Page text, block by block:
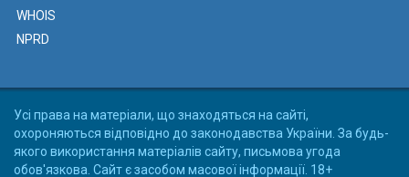
WHOIS
NPRD
Усі права на матеріали, що знаходяться на сайті,
охороняються відповідно до законодавства України. За будь-
якого використання матеріалів сайту, письмова угода
обов'язкова. Сайт є засобом масової інформації. 18+